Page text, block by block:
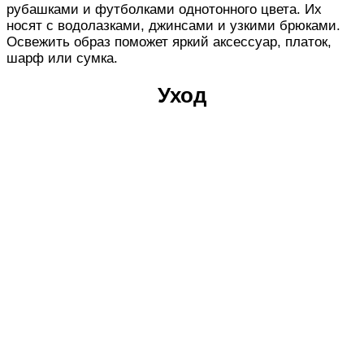
рубашками и футболками однотонного цвета. Их
носят с водолазками, джинсами и узкими брюками.
Освежить образ поможет яркий аксессуар, платок,
шарф или сумка.
Уход